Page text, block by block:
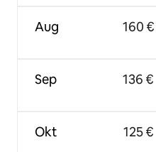
Aug
Sep
Okt
160 €
136 €
125 €